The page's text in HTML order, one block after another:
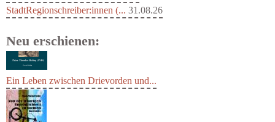
StadtRegionschreiber:innen (... 31.08.26
Neu erschienen:
Ein Leben zwischen Drievorden und...